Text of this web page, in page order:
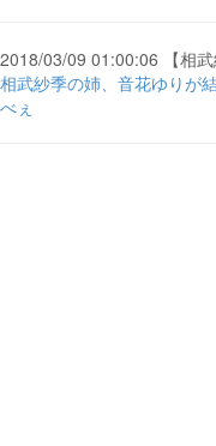
2018/03/09 01:00:06 【相武
相武紗季の姉、音花ゆりが
べぇ